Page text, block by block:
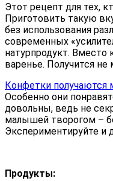
Этот рецепт для тех,
Приготовить такую
без использования
современных
натурпродукт. Вместо
варенье. Получится не
Конфетки получаются
Особенно они
довольны, ведь не
малышей творогом –
Экспериментируйте и
Продукты: